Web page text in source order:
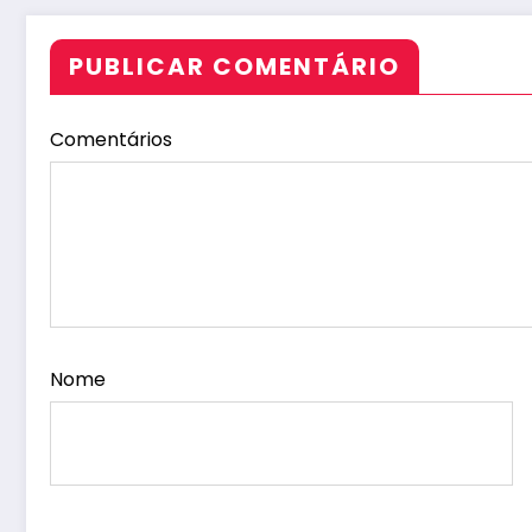
PUBLICAR COMENTÁRIO
Comentários
Nome